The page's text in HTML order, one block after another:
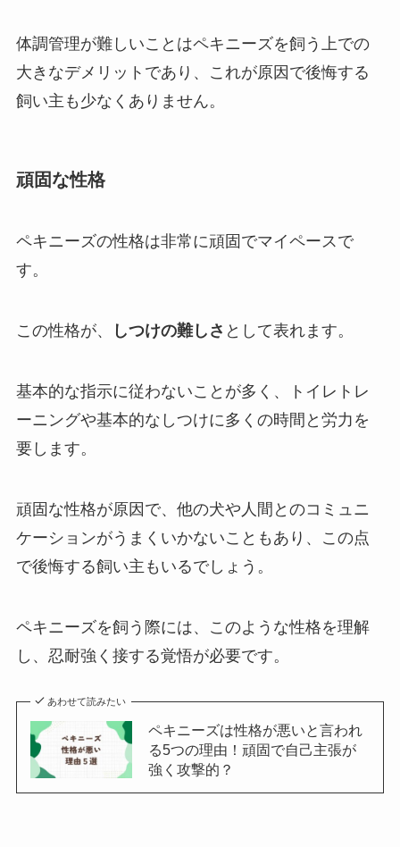
体調管理が難しいことはペキニーズを飼う上での
大きなデメリットであり、これが原因で後悔する
飼い主も少なくありません。
頑固な性格
ペキニーズの性格は非常に頑固でマイペースで
す。
この性格が、 しつけの難しさ として表れます。
基本的な指示に従わないことが多く、トイレトレ
ーニングや基本的なしつけに多くの時間と労力を
要します。
頑固な性格が原因で、他の犬や人間とのコミュニ
ケーションがうまくいかないこともあり、この点
で後悔する飼い主もいるでしょう。
ペキニーズを飼う際には、このような性格を理解
し、忍耐強く接する覚悟が必要です。
あわせて読みたい
ペキニーズは性格が悪いと言われ
る5つの理由！頑固で自己主張が
強く攻撃的？